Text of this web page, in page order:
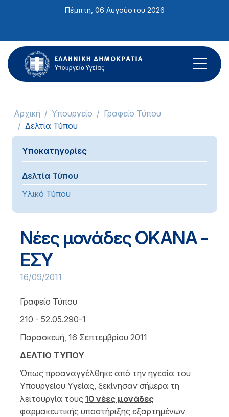
ιστότοπος
περιλαμβάνει
ένα
σύστημα
Πέμπτη, 06 Αυγούστου 2026
Αρχική Υπουργείο
Γραφείο Τύπου
Δελτία Τύπου
Υποκατηγορίες
Δελτία Τύπου
Υλικό Τύπου
Νέες μονάδες ΟΚΑΝΑ -
ΕΣΥ
16/09/2011
Γραφείο Τύπου
210 - 52.05.290-1
Παρασκευή, 16 Σεπτεμβρίου 2011
ΔΕΛΤΙΟ ΤΥΠΟΥ
Όπως προαναγγέλθηκε από την ηγεσία του
Υπουργείου Υγείας, ξεκίνησαν σήμερα τη
λειτουργία τους 10 νέες μονάδες
φαρμακευτικής υποστήριξης εξαρτημένων